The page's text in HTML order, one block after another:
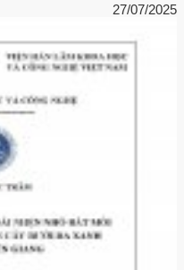
27/07/2025